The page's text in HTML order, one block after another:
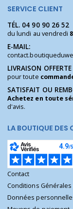
SERVICE CLIENT
TÉL. 04 90 90 26 52
du lundi au vendredi
E-MAIL:
LIVRAISON OFFERTE
pour toute
SATISFAIT OU
Achetez en toute
d'avis.
LA BOUTIQUE DES
Contact
Conditions
Données